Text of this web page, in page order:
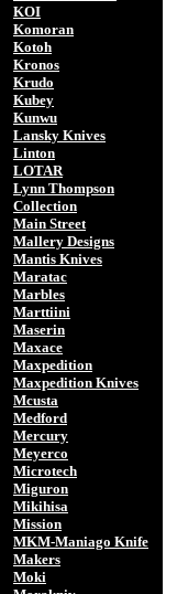
KOI
Komoran
Kotoh
Kronos
Krudo
Kubey
Kunwu
Lansky Knives
Linton
LOTAR
Lynn Thompson
Collection
Main Street
Mallery Designs
Mantis Knives
Maratac
Marbles
Marttiini
Maserin
Maxace
Maxpedition
Maxpedition Knives
Mcusta
Medford
Mercury
Meyerco
Microtech
Miguron
Mikihisa
Mission
MKM-Maniago Knife
Makers
Moki